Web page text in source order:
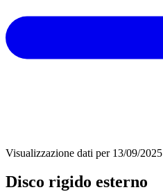
Visualizzazione dati per 13/09/2025
Disco rigido esterno